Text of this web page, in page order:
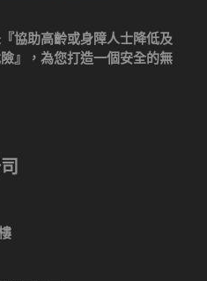
協助高齡或身障人士降低及
』，為您打造一個安全的無